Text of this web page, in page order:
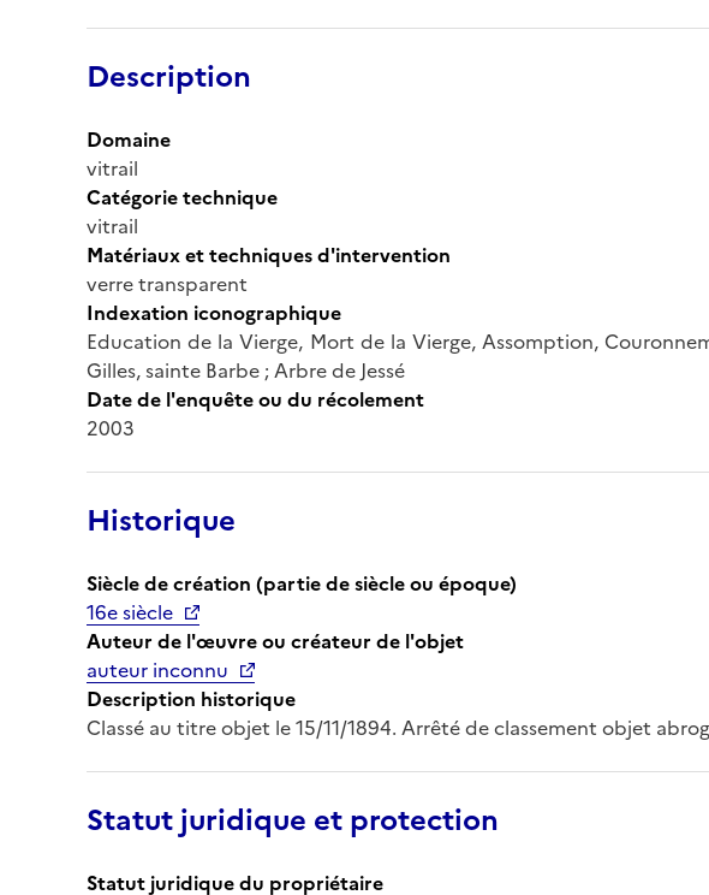
Description
Domaine
vitrail
Catégorie technique
vitrail
Matériaux et techniques d'intervention
verre transparent
Indexation iconographique
Education de la Vierge, Mort de la Vierge, Assomption,
Gilles, sainte Barbe ; Arbre de Jessé
Date de l'enquête ou du récolement
2003
Historique
Siècle de création (partie de siècle ou époque)
16e siècle
Auteur de l'œuvre ou créateur de l'objet
auteur inconnu
Description historique
Classé au titre objet le 15/11/1894. Arrêté de classement objet
Statut juridique et protection
Statut juridique du propriétaire